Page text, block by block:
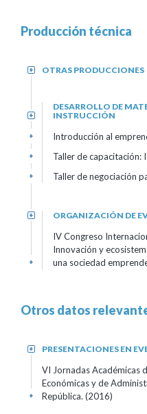
Producción técnica
OTRAS PRODUCCIONES
+
DESARROLLO DE
INSTRUCCIÓN
+
Introducción al
+
Taller de capacitación:
+
Taller de negociación
+
ORGANIZACIÓN DE
+
IV Congreso
Innovación y
una sociedad
+
Otros datos
PRESENTACIONES EN
+
VI Jornadas Académicas
Económicas y de
República. (2016)
+